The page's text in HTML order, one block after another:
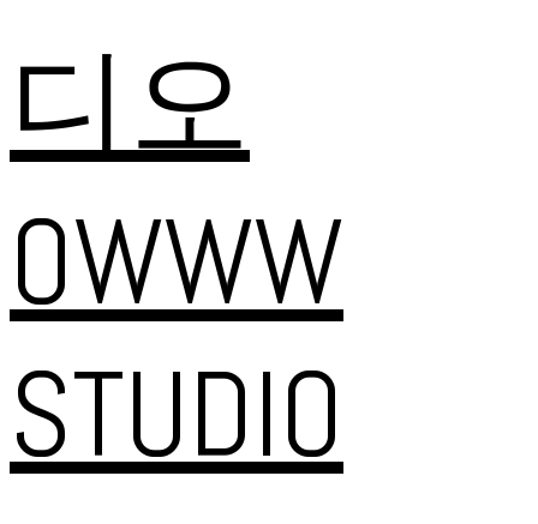
디오
OWWW
STUDIO